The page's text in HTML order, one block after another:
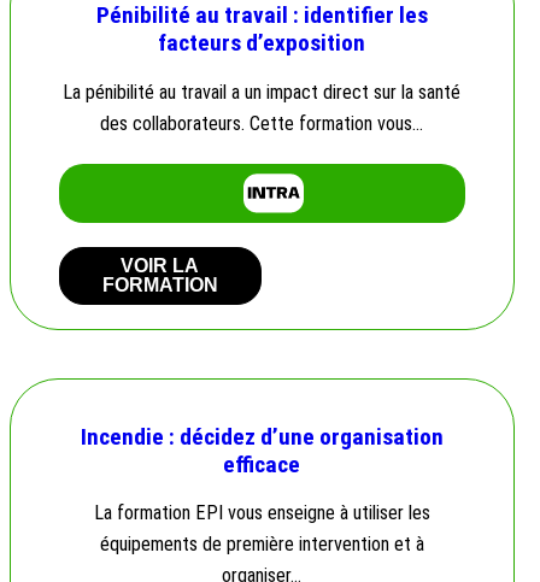
Pénibilité au travail : identifier les
facteurs d’exposition
La pénibilité au travail a un impact direct sur la santé
des collaborateurs. Cette formation vous…
VOIR LA
FORMATION
Incendie : décidez d’une organisation
efficace
La formation EPI vous enseigne à utiliser les
équipements de première intervention et à
organiser…